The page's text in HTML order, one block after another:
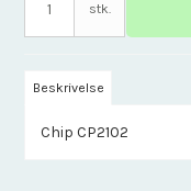
stk.
Beskrivelse
Chip CP2102